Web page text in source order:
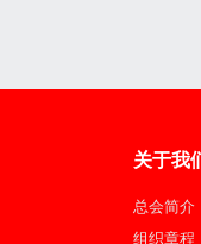
关于我
总会简介
组织章程